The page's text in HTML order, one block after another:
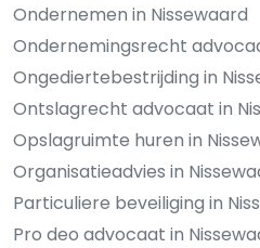
Ondernemen in Nissewaard
Ondernemingsrecht
Ongediertebestrijding in
Ontslagrecht advocaat in
Opslagruimte huren in
Organisatieadvies in
Particuliere beveiliging in
Pro deo advocaat in